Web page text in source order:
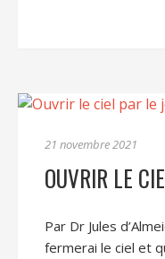
21 novembre 2021
OUVRIR LE
Par Dr Jules
fermerai le ciel et